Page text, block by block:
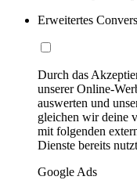
Erweitertes
Durch das
unserer Online-
auswerten und
gleichen wir deine
mit folgenden
Dienste bereits
Google Ads